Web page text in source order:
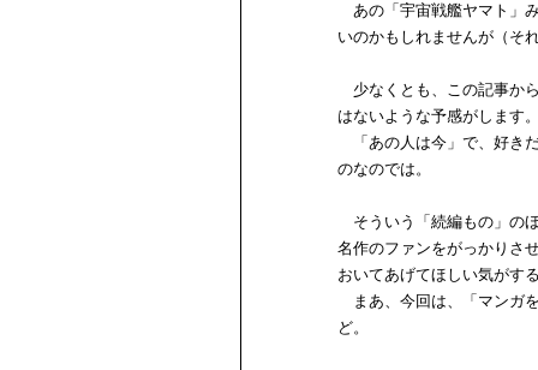
あの「宇宙戦艦ヤマト」
いのかもしれませんが（そ
少なくとも、この記事か
はないような予感がします
「あの人は今」で、好き
のなのでは。
そういう「続編もの」の
名作のファンをがっかりさ
おいてあげてほしい気がす
まあ、今回は、「マンガ
ど。